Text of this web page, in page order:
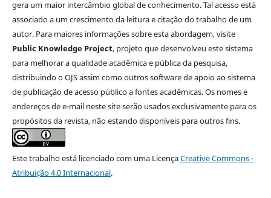
gera um maior intercâmbio global de conhecimento. Tal acesso está
associado a um crescimento da leitura e citação do trabalho de um
autor. Para maiores informações sobre esta abordagem, visite
Public Knowledge Project, projeto que desenvolveu este sistema
para melhorar a qualidade acadêmica e pública da pesquisa,
distribuindo o OJS assim como outros software de apoio ao sistema
de publicação de acesso público a fontes acadêmicas. Os nomes e
endereços de e-mail neste site serão usados exclusivamente para os
propósitos da revista, não estando disponíveis para outros fins.
Este trabalho está licenciado com uma LicençaCreative Commons -
Atribuição 4.0 Internacional.